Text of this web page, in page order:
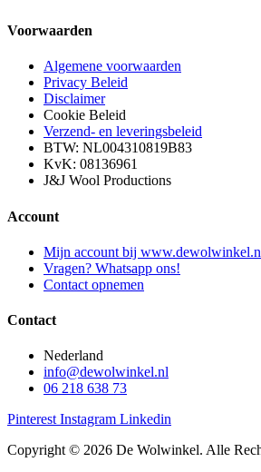
Voorwaarden
Algemene voorwaarden
Privacy Beleid
Disclaimer
Cookie Beleid
Verzend- en leveringsbeleid
BTW: NL004310819B83
KvK: 08136961
J&J Wool Productions
Account
Mijn account bij
Vragen? Whatsapp ons!
Contact opnemen
Contact
Nederland
info@dewolwinkel.nl
06 218 638 73
Pinterest Instagram Linkedin
Copyright © 2026 De Wolwinkel. Alle